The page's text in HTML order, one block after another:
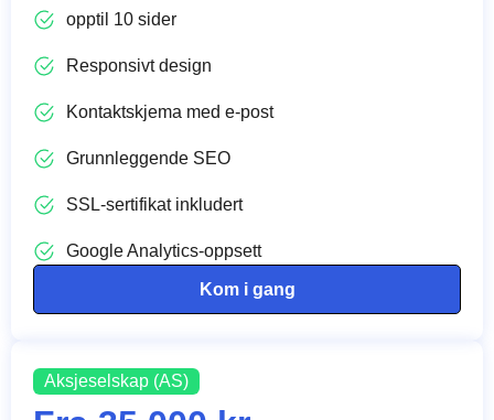
opptil 10 sider
Responsivt design
Kontaktskjema med e-post
Grunnleggende SEO
SSL-sertifikat inkludert
Google Analytics-oppsett
Kom i gang
Aksjeselskap (AS)